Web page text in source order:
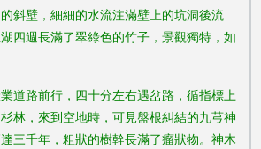
斜壁，細細的水流注滿壁上的坑洞後流
四週長滿了翠綠色的竹子，景觀獨特，如
道路前行，四十分左右遇岔路，循指標上
林，來到空地時，可見盤根糾結的九芎神
三千年，粗狀的樹幹長滿了瘤狀物。神木